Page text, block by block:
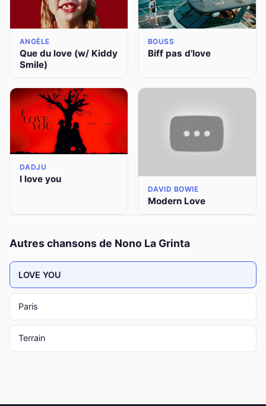
ANGÈLE
Que du love (w/ Kiddy
Smile)
BOUSS
Biff pas d'love
DADJU
I love you
DAVID BOWIE
Modern Love
Autres chansons de Nono La Grinta
LOVE YOU
Paris
Terrain